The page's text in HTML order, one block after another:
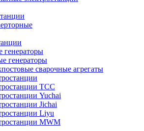
генераторы
генераторы
сварочные агрегаты
ТСС
Yuchai
Jichai
Liyu
MWM